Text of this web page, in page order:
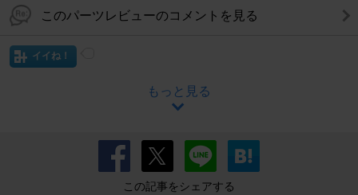
このパーツレビューのコメントを見る
イイね！
もっと見る
この記事をシェアする